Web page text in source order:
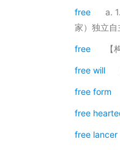
free
a.
家）独立
free
free will
free form
free
free lancer